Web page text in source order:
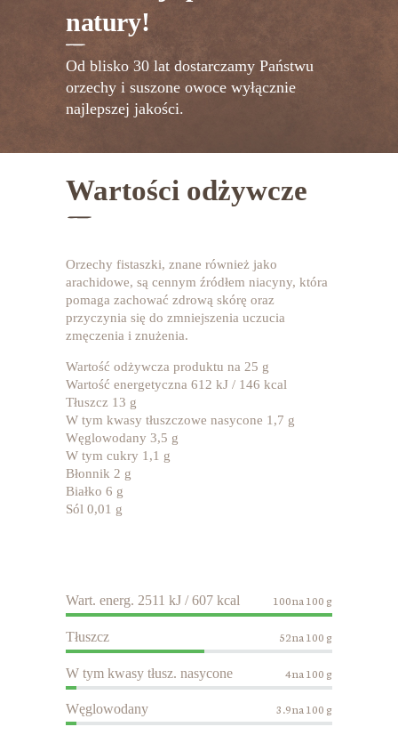
natury!
Od blisko 30 lat dostarczamy Państwu
orzechy i suszone owoce wyłącznie
najlepszej jakości.
Wartości odżywcze
Orzechy fistaszki, znane również jako
arachidowe, są cennym źródłem niacyny, która
pomaga zachować zdrową skórę oraz
przyczynia się do zmniejszenia uczucia
zmęczenia i znużenia.
Wartość odżywcza produktu na 25 g
Wartość energetyczna 612 kJ / 146 kcal
Tłuszcz 13 g
W tym kwasy tłuszczowe nasycone 1,7 g
Węglowodany 3,5 g
W tym cukry 1,1 g
Błonnik 2 g
Białko 6 g
Sól 0,01 g
Wart. energ. 2511 kJ / 607 kcal 100na 100 g
Tłuszcz 52na 100 g
W tym kwasy tłusz. nasycone 4na 100 g
Węglowodany 3.9na 100 g